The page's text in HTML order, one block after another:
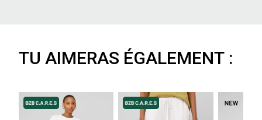
TU AIMERAS ÉGALEMENT :